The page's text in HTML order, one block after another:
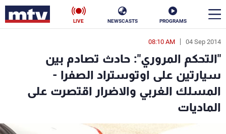
PROGRAMS
NEWSCASTS
LIVE
04 Sep 2014
08:10 AM
"التحكم المروري": حادث تصادم بين
سيارتين على اوتوستراد الصفرا -
المسلك الغربي والاضرار اقتصرت على
الماديات
en
الأخبار
سياسة ناس
إقتصاد